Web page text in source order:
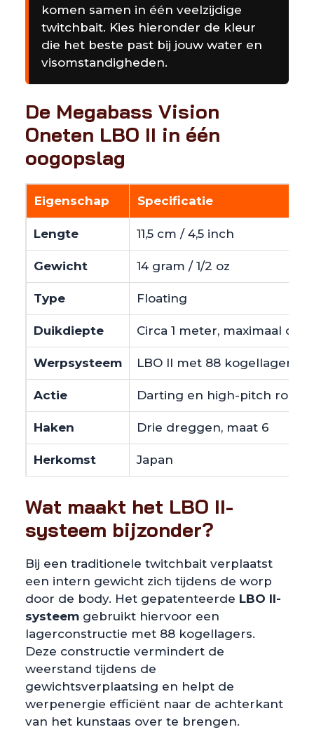
komen samen in één veelzijdige
twitchbait. Kies hieronder de kleur
die het beste past bij jouw water en
visomstandigheden.
De Megabass Vision
Oneten LBO II in één
oogopslag
Eigenschap Specificatie
Lengte 11,5 cm / 4,5 inch
Gewicht 14 gram / 1/2 oz
Type Floating
Duikdiepte Circa 1 meter, maximaal
Werpsysteem LBO II met 88 kogellagers
Actie Darting en high-pitch rolling
Haken Drie dreggen, maat 6
Herkomst Japan
Wat maakt het LBO II-
systeem bijzonder?
Bij een traditionele twitchbait verplaatst
een intern gewicht zich tijdens de worp
door de body. Het gepatenteerde LBO II-
systeem gebruikt hiervoor een
lagerconstructie met 88 kogellagers.
Deze constructie vermindert de
weerstand tijdens de
gewichtsverplaatsing en helpt de
werpenergie efficiënt naar de achterkant
van het kunstaas over te brengen.